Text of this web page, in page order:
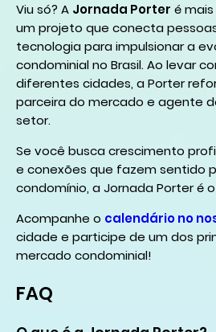
Viu só? A Jornada Porter é
um projeto que conecta
tecnologia para impulsionar a
condominial no Brasil. Ao levar
diferentes cidades, a Porter
parceira do mercado e agente
setor.
Se você busca crescimento
e conexões que fazem sentido
condomínio, a Jornada Porter é
Acompanhe o calendário no
cidade e participe de um dos
mercado condominial!
FAQ